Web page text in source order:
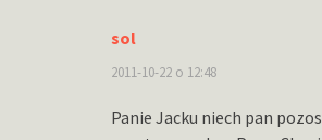
sol
2011-10-22 o 12:48
Panie Jacku niech pan